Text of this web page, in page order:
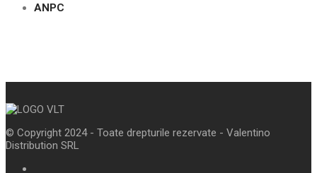
ANPC
© Copyright 2024 - Toate drepturile rezervate - Valentino
Distribution SRL